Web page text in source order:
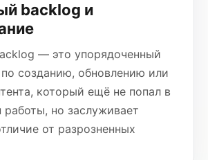
backlog и
— это упорядоченный
созданию, обновлению или
который ещё не попал в
но заслуживает
от разрозненных